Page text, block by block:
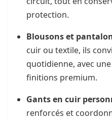
protection.
Blousons et
cuir ou textile, ils
quotidienne, avec
finitions premium.
Gants en cuir
renforcés et